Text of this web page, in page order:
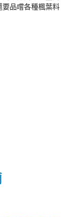
要品嚐各種楓葉料